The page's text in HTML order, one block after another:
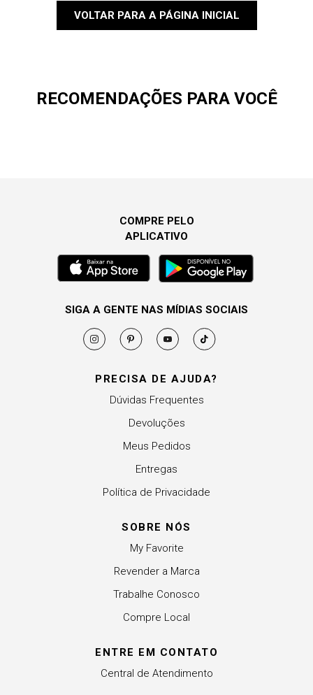
VOLTAR PARA A PÁGINA INICIAL
RECOMENDAÇÕES PARA VOCÊ
PRECISA DE AJUDA?
Dúvidas Frequentes
Devoluções
Meus Pedidos
Entregas
Política de Privacidade
SOBRE NÓS
My Favorite
Revender a Marca
Trabalhe Conosco
Compre Local
ENTRE EM CONTATO
Central de Atendimento
COMPRE PELO
APLICATIVO
SIGA A GENTE NAS MÍDIAS SOCIAIS